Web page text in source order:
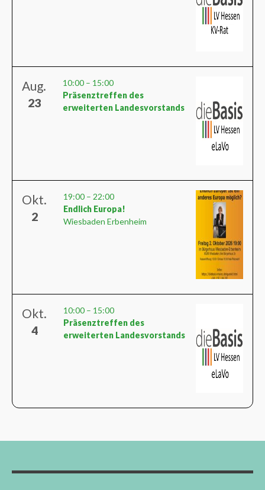
Aug.
23
10:00 – 15:00
Präsenztreffen des
erweiterten Landesvorstands
Okt.
2
19:00 – 22:00
Endlich Europa!
Wiesbaden Erbenheim
Okt.
4
10:00 – 15:00
Präsenztreffen des
erweiterten Landesvorstands